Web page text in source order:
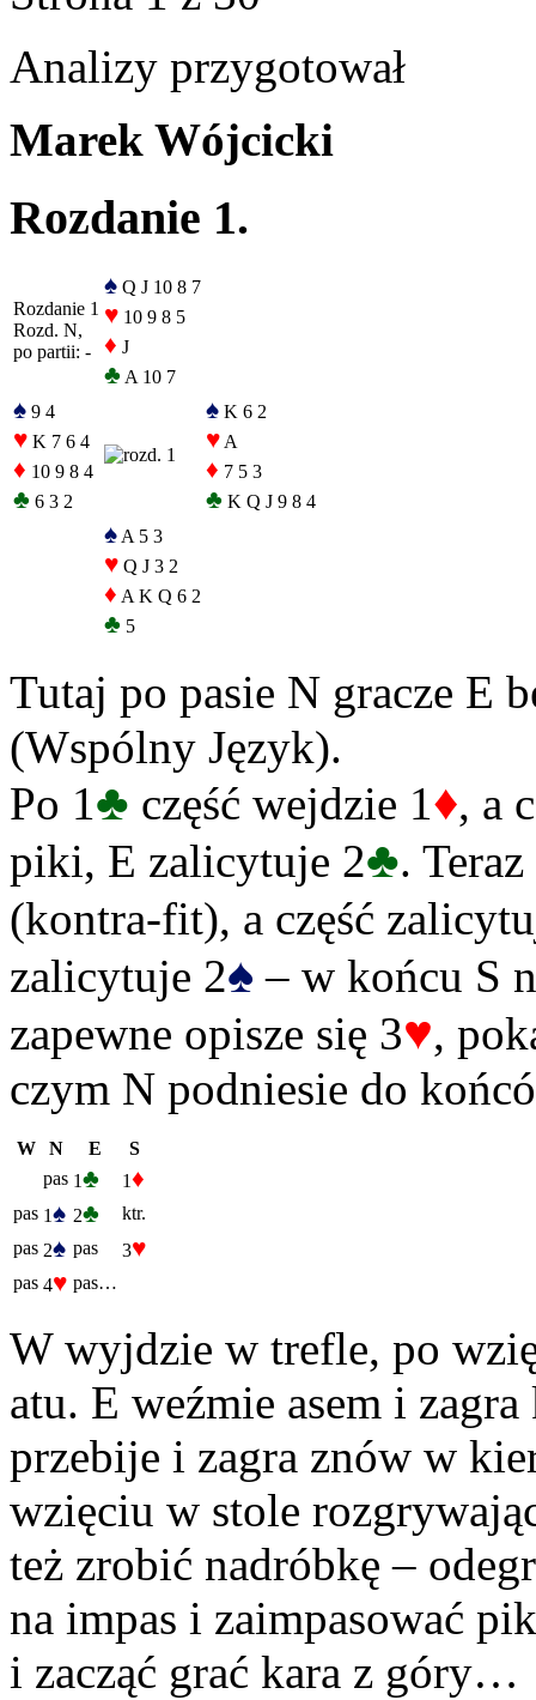
Analizy przygotował
Marek Wójcicki
Rozdanie 1.
Rozdanie 1
Rozd. N,
po partii: -
♠ Q J 10 8 7
♥ 10 9 8 5
♦ J
♣ A 10 7
♠ 9 4
♥ K 7 6 4
♦ 10 9 8 4
♣ 6 3 2
♠ K 6 2
♥ A
♦ 7 5 3
♣ K Q J 9 8 4
♠ A 5 3
♥ Q J 3 2
♦ A K Q 6 2
♣ 5
Tutaj po pasie N gracze E
(Wspólny Język).
Po 1♣ część wejdzie 1♦, a
piki, E zalicytuje 2♣.
(kontra-fit), a część
zalicytuje 2♠ – w końcu S
zapewne opisze się 3♥,
czym N podniesie do
W N E
S
pas 1♣ 1♦
pas 1♠ 2♣
ktr.
pas 2♠ pas 3♥
pas 4♥ pas…
W wyjdzie w trefle, po
atu. E weźmie asem i
przebije i zagra znów w
wzięciu w stole
też zrobić nadróbkę –
na impas i zaimpasować
i zacząć grać kara z góry…